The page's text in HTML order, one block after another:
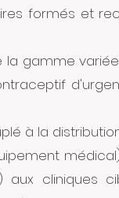
formés et
la gamme
à la
aux cliniques